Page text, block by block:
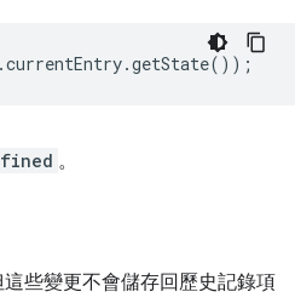
.currentEntry.getState());
。
些變更不會儲存回歷史記錄項